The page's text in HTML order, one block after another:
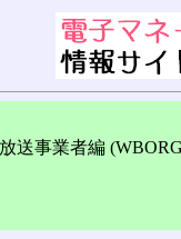
送事業者編